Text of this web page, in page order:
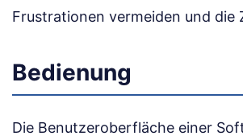
Frustrationen vermeiden und die
Bedienung
Die Benutzeroberfläche einer